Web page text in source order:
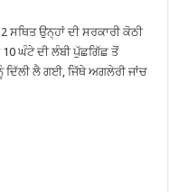
ਉਨ੍ਹਾਂ ਦੀ ਸਰਕਾਰੀ ਕੋਠੀ
10 ਘੰਟੇ ਦੀ ਲੰਬੀ ਪੁੱਛਗਿੱਛ ਤੋਂ
ਦਿੱਲੀ ਲੈ ਗਈ, ਜਿੱਥੇ ਅਗਲੇਰੀ ਜਾਂਚ